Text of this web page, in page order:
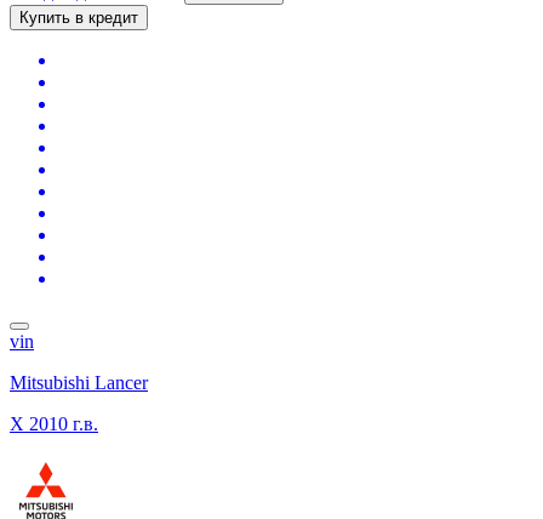
Купить в кредит
vin
Mitsubishi Lancer
X 2010 г.в.